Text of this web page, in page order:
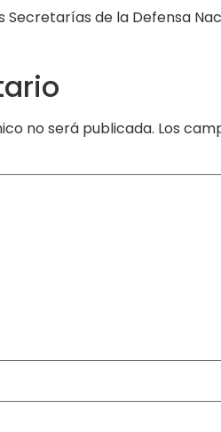
de la Defensa
no será publicada. Los